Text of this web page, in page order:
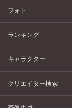
フォト
ランキング
キャラクター
クリエイター検索